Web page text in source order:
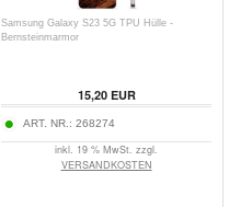
Samsung Galaxy S23 5G TPU Hülle -
Bernsteinmarmor
15,20EUR
ART. NR.: 268274
inkl. 19 % MwSt. zzgl.
VERSANDKOSTEN